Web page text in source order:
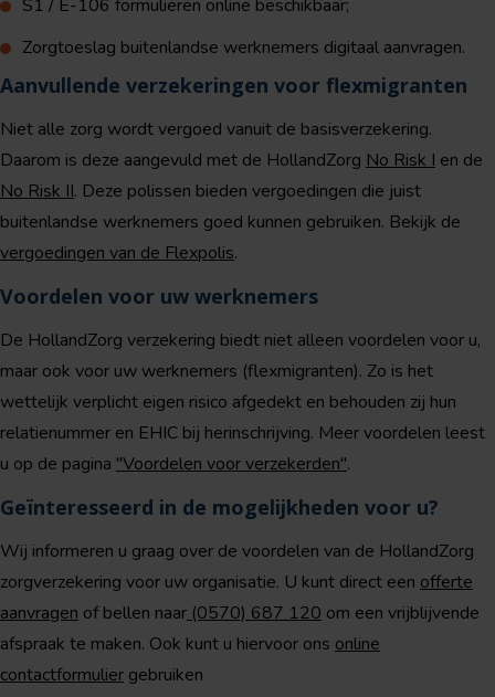
S1 / E-106 formulieren online beschikbaar;
Zorgtoeslag buitenlandse werknemers digitaal aanvragen.
Aanvullende verzekeringen voor flexmigranten
Niet alle zorg wordt vergoed vanuit de basisverzekering.
Daarom is deze aangevuld met de HollandZorg No Risk I en de
No Risk II. Deze polissen bieden vergoedingen die juist
buitenlandse werknemers goed kunnen gebruiken. Bekijk de
vergoedingen van de Flexpolis.
Voordelen voor uw werknemers
De HollandZorg verzekering biedt niet alleen voordelen voor u,
maar ook voor uw werknemers (flexmigranten). Zo is het
wettelijk verplicht eigen risico afgedekt en behouden zij hun
relatienummer en EHIC bij herinschrijving. Meer voordelen leest
u op de pagina "Voordelen voor verzekerden".
Geïnteresseerd in de mogelijkheden voor u?
Wij informeren u graag over de voordelen van de HollandZorg
zorgverzekering voor uw organisatie. U kunt direct een offerte
aanvragen of bellen naar (0570) 687 120 om een vrijblijvende
afspraak te maken. Ook kunt u hiervoor ons online
contactformulier gebruiken